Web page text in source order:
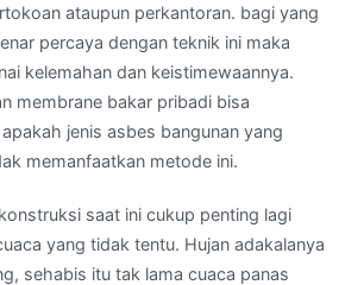
ataupun perkantoran. bagi yang
percaya dengan teknik ini maka
kelemahan dan keistimewaannya.
membrane bakar pribadi bisa
jenis asbes bangunan yang
memanfaatkan metode ini.
saat ini cukup penting lagi
yang tidak tentu. Hujan adakalanya
sehabis itu tak lama cuaca panas